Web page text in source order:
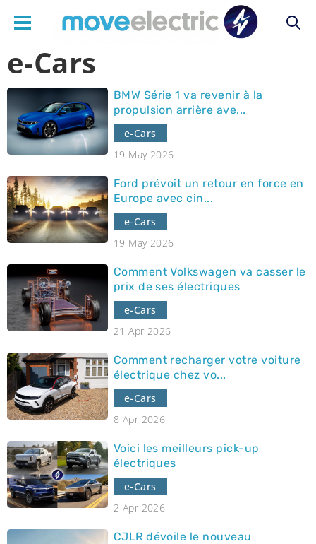
Main
navigation
e-Cars
BMW Série 1 va revenir à la
propulsion arrière ave...
e-Cars
19 May 2026
Ford prévoit un retour en force en
Europe avec cin...
e-Cars
19 May 2026
Comment Volkswagen va casser le
prix de ses électriques
e-Cars
21 Apr 2026
Comment recharger votre voiture
électrique chez vo...
e-Cars
8 Apr 2026
Voici les meilleurs pick-up
électriques
e-Cars
2 Apr 2026
CJLR dévoile le nouveau